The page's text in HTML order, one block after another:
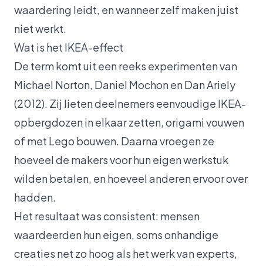
waardering leidt, en wanneer zelf maken juist
niet werkt.
Wat is het IKEA-effect
De term komt uit een reeks experimenten van
Michael Norton, Daniel Mochon en Dan Ariely
(2012). Zij lieten deelnemers eenvoudige IKEA-
opbergdozen in elkaar zetten, origami vouwen
of met Lego bouwen. Daarna vroegen ze
hoeveel de makers voor hun eigen werkstuk
wilden betalen, en hoeveel anderen ervoor over
hadden.
Het resultaat was consistent: mensen
waardeerden hun eigen, soms onhandige
creaties net zo hoog als het werk van experts,